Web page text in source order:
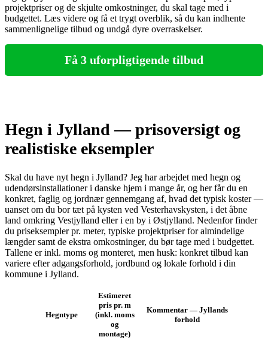
projektpriser og de skjulte omkostninger, du skal tage med i
budgettet. Læs videre og få et trygt overblik, så du kan indhente
sammenlignelige tilbud og undgå dyre overraskelser.
Få 3 uforpligtigende tilbud
Hegn i Jylland — prisoversigt og
realistiske eksempler
Skal du have nyt hegn i Jylland? Jeg har arbejdet med hegn og
udendørsinstallationer i danske hjem i mange år, og her får du en
konkret, faglig og jordnær gennemgang af, hvad det typisk koster —
uanset om du bor tæt på kysten ved Vesterhavskysten, i det åbne
land omkring Vestjylland eller i en by i Østjylland. Nedenfor finder
du priseksempler pr. meter, typiske projektpriser for almindelige
længder samt de ekstra omkostninger, du bør tage med i budgettet.
Tallene er inkl. moms og monteret, men husk: konkret tilbud kan
variere efter adgangsforhold, jordbund og lokale forhold i din
kommune i Jylland.
Hegntype
Estimeret
pris pr. m
(inkl. moms
og
montage)
Kommentar — Jyllands
forhold